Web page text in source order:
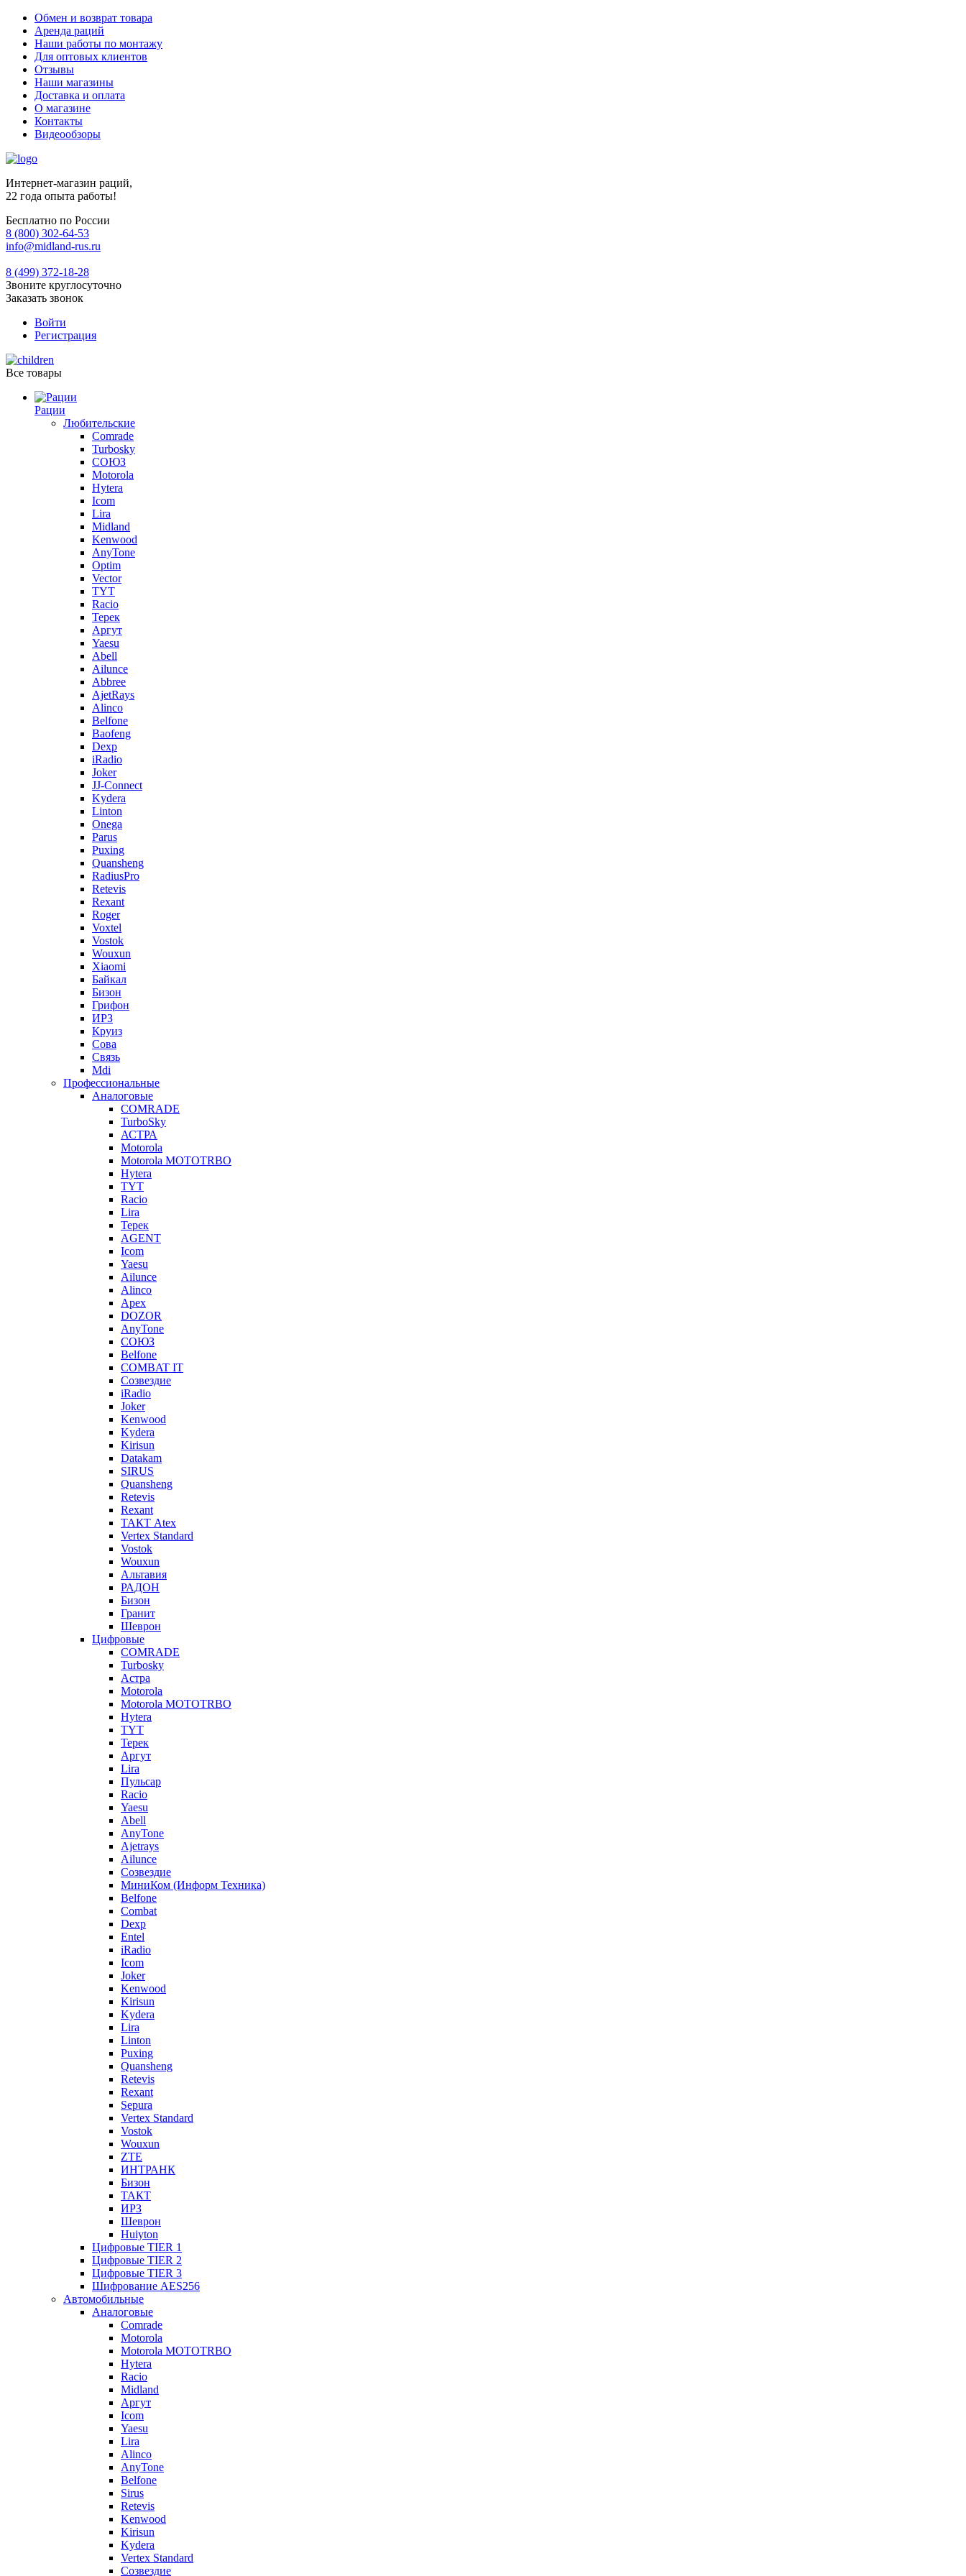
Обмен и возврат товара
Аренда раций
Наши работы по монтажу
Для оптовых клиентов
Отзывы
Наши магазины
Доставка и оплата
О магазине
Контакты
Видеообзоры
Интернет-магазин раций,
22 года опыта работы!
Бесплатно по России
8 (800) 302-64-53
info@midland-rus.ru
8 (499) 372-18-28
Звоните круглосуточно
Заказать звонок
Войти
Регистрация
Все товары
Рации
Любительские
Comrade
Turbosky
СОЮЗ
Motorola
Hytera
Icom
Lira
Midland
Kenwood
AnyTone
Optim
Vector
TYT
Racio
Терек
Аргут
Yaesu
Abell
Ailunce
Abbree
AjetRays
Alinco
Belfone
Baofeng
Dexp
iRadio
Joker
JJ-Connect
Kydera
Linton
Onega
Parus
Puxing
Quansheng
RadiusPro
Retevis
Rexant
Roger
Voxtel
Vostok
Wouxun
Xiaomi
Байкал
Бизон
Грифон
ИРЗ
Круиз
Сова
Связь
Mdi
Профессиональные
Аналоговые
COMRADE
TurboSky
АСТРА
Motorola
Motorola MOTOTRBO
Hytera
TYT
Racio
Lira
Терек
AGENT
Icom
Yaesu
Ailunce
Alinco
Apex
DOZOR
AnyTone
СОЮЗ
Belfone
COMBAT IT
Созвездие
iRadio
Joker
Kenwood
Kydera
Kirisun
Datakam
SIRUS
Quansheng
Retevis
Rexant
ТАКТ Atex
Vertex Standard
Vostok
Wouxun
Альтавия
РАДОН
Бизон
Гранит
Шеврон
Цифровые
COMRADE
Turbosky
Астра
Motorola
Motorola MOTOTRBO
Hytera
TYT
Терек
Аргут
Lira
Пульсар
Racio
Yaesu
Abell
AnyTone
Ajetrays
Ailunce
Созвездие
МиниКом (Информ Техника)
Belfone
Combat
Dexp
Entel
iRadio
Icom
Joker
Kenwood
Kirisun
Kydera
Lira
Linton
Puxing
Quansheng
Retevis
Rexant
Sepura
Vertex Standard
Vostok
Wouxun
ZTE
ИНТРАНК
Бизон
ТАКТ
ИРЗ
Шеврон
Huiyton
Цифровые TIER 1
Цифровые TIER 2
Цифровые TIER 3
Шифрование AES256
Автомобильные
Аналоговые
Comrade
Motorola
Motorola MOTOTRBO
Hytera
Racio
Midland
Аргут
Icom
Yaesu
Lira
Alinco
AnyTone
Belfone
Sirus
Retevis
Kenwood
Kirisun
Kydera
Vertex Standard
Созвездие